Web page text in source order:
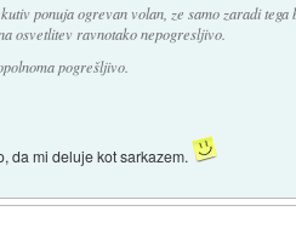
ponuja ogrevan volan, ze samo zaradi tega
osvetlitev ravnotako nepogresljivo.
pogrešljivo.
da mi deluje kot sarkazem.